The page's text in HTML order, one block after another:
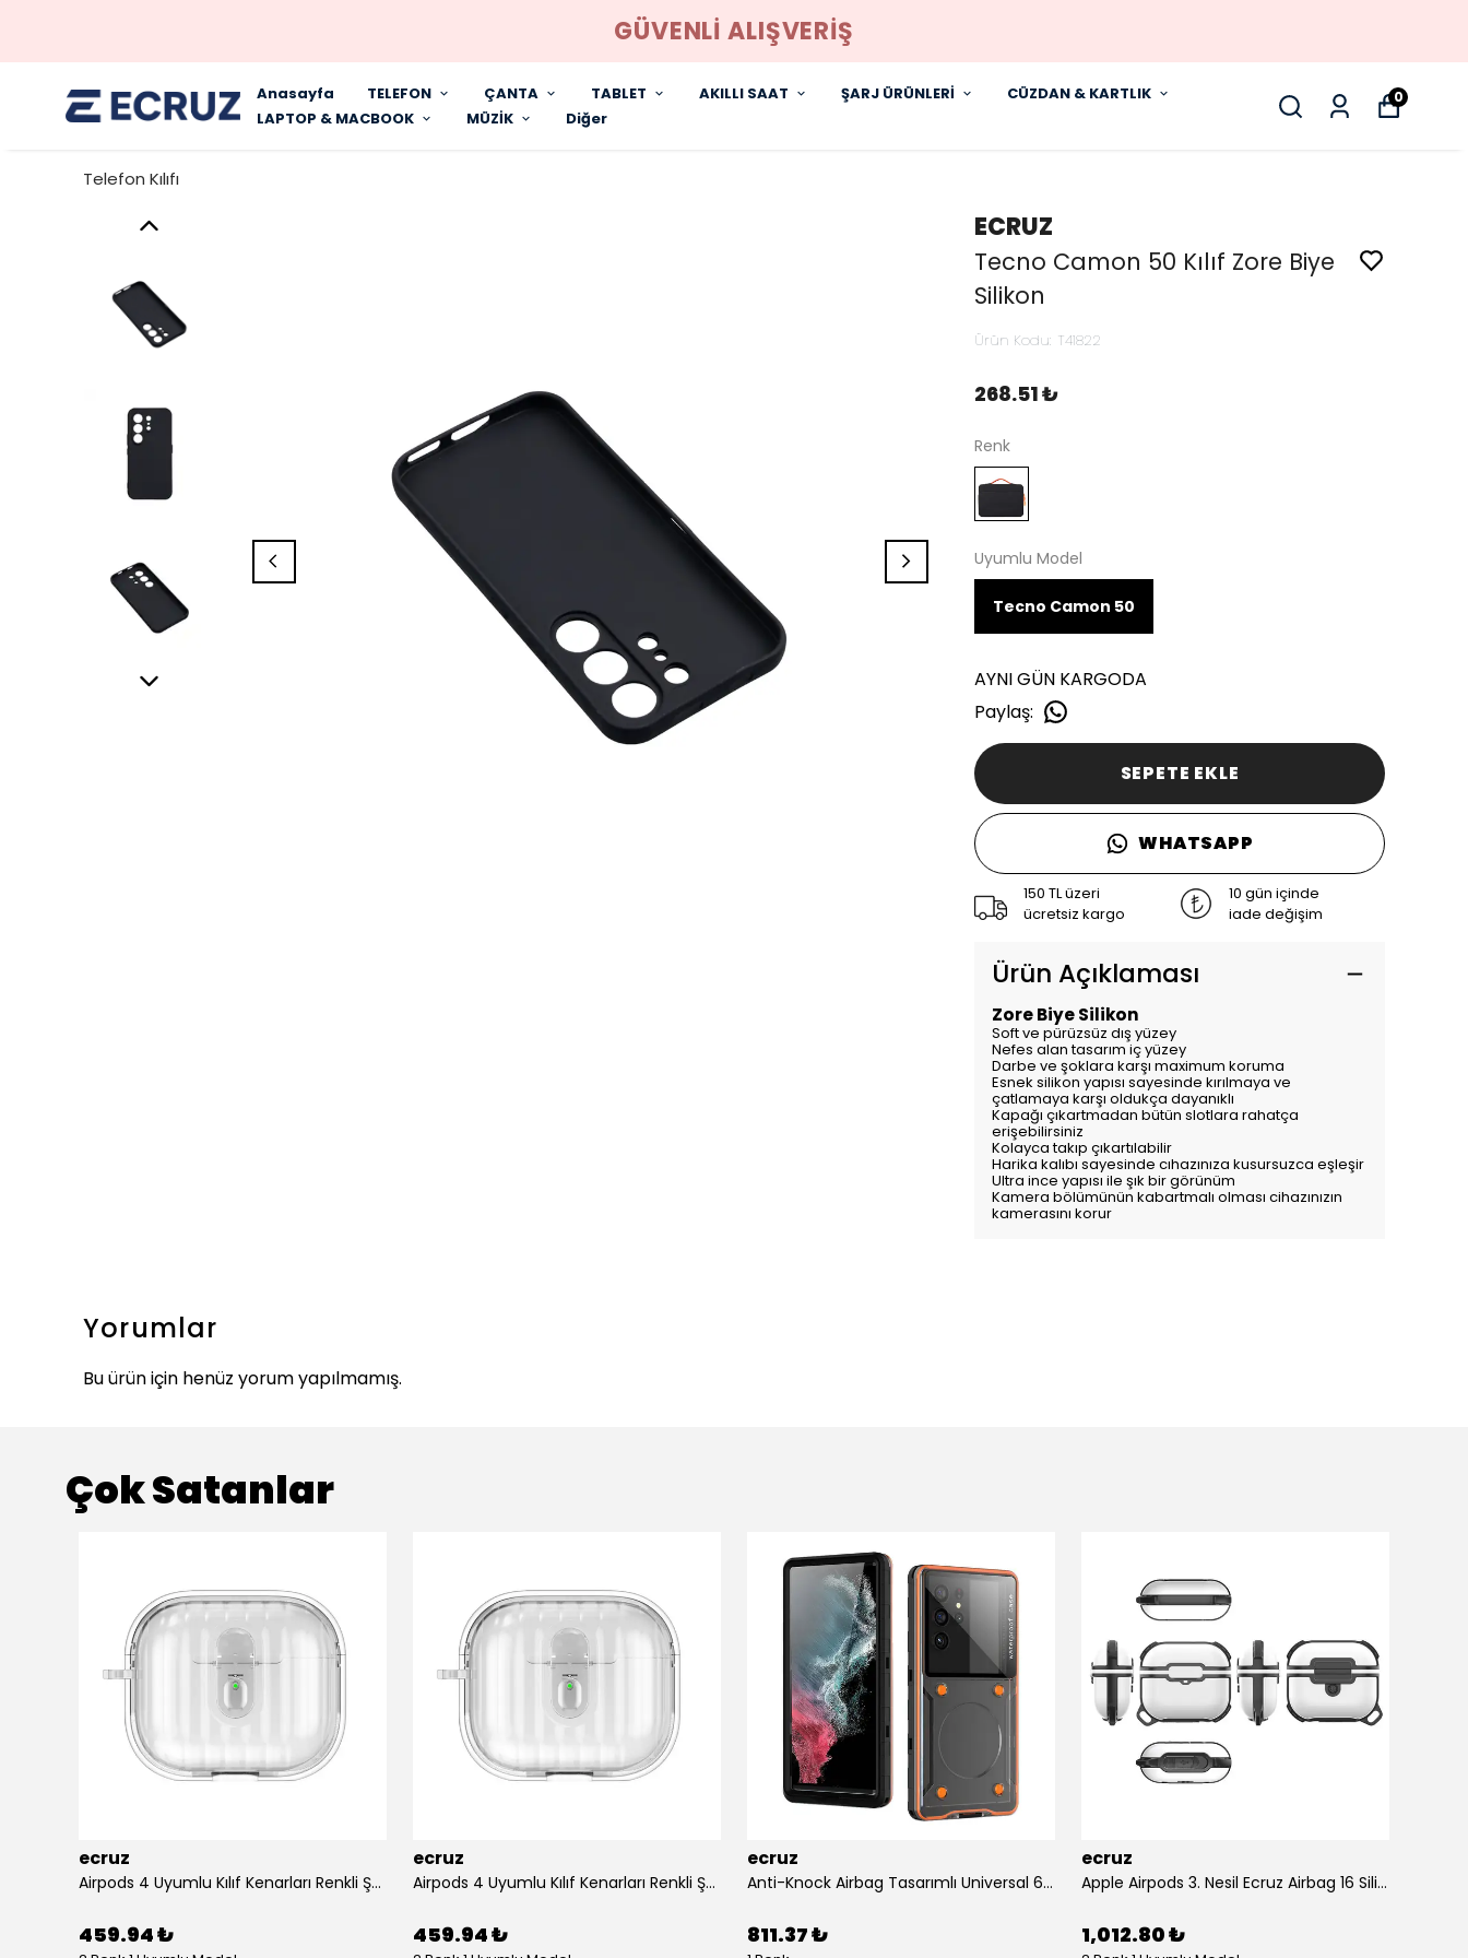
GÜVENLİ ALIŞVERİŞ
Anasayfa TELEFON ÇANTA TABLET AKILLI SAAT ŞARJ ÜRÜNLERİ
CÜZDAN & KARTLIK
LAPTOP & MACBOOK
MÜZİK Diğer
0
Telefon Kılıfı
ECRUZ
Tecno Camon 50 Kılıf Zore Biye
Silikon
Ürün Kodu: T41822
268.51 ₺
Renk
Uyumlu Model
Tecno Camon 50
AYNI GÜN KARGODA
Paylaş:
SEPETE EKLE
WHATSAPP
150 TL üzeri
ücretsiz kargo
10 gün içinde
iade değişim
Ürün Açıklaması
Zore Biye Silikon
​​Soft ve pürüzsüz dış yüzey
Nefes alan tasarım iç yüzey
Darbe ve şoklara karşı maximum koruma
Esnek silikon yapısı sayesinde kırılmaya ve
çatlamaya karşı oldukça dayanıklı
Kapağı çıkartmadan bütün slotlara rahatça
erişebilirsiniz
Kolayca takıp çıkartılabilir
Harika kalıbı sayesinde cıhazınıza kusursuzca eşleşir
Ultra ince yapısı ile şık bir görünüm
Kamera bölümünün kabartmalı olması cihazınızın
kamerasını korur
Yorumlar
Bu ürün için henüz yorum yapılmamış.
Çok Satanlar
ecruz
Airpods 4 Uyumlu Kılıf Kenarları Renkli Şeffaf Dilimli Silikon Ecruz Airbag 40 Uyumlu Kılıf
459.94 ₺
ecruz
Airpods 4 Uyumlu Kılıf Kenarları Renkli Şeffaf Dilimli Silikon Ecruz Airbag 40 Uyumlu Kılıf
459.94 ₺
ecruz
Anti-Knock Airbag Tasarımlı Universal 6.9"inç Su Geçirmez Ecruz Voter Kapak
811.37 ₺
ecruz
Apple Airpods 3. Nesil Ecruz Airbag 16 Silikon 1-1 Su Geçirmez Uyumlu Kılıf
1,012.80 ₺